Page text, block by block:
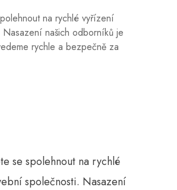
na rychlé vyřízení
našich odborníků je
rychle a bezpečně za
se spolehnout na rychlé
společnosti. Nasazení